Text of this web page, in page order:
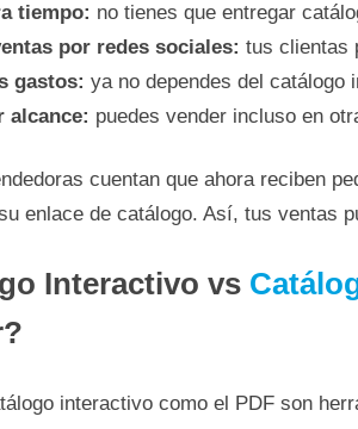
tiempo: no tienes que entregar
por redes sociales: tus clientas
gastos: ya no dependes del catálogo
alcance: puedes vender incluso en
cuentan que ahora reciben
enlace de catálogo. Así, tus ventas
Interactivo vs
interactivo como el PDF son